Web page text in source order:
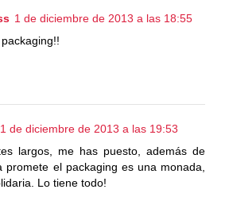
1 de diciembre de 2013 a las 18:55
1 de diciembre de 2013 a las 19:53
largos, me has puesto, además de
promete el packaging es una monada,
Lo tiene todo!